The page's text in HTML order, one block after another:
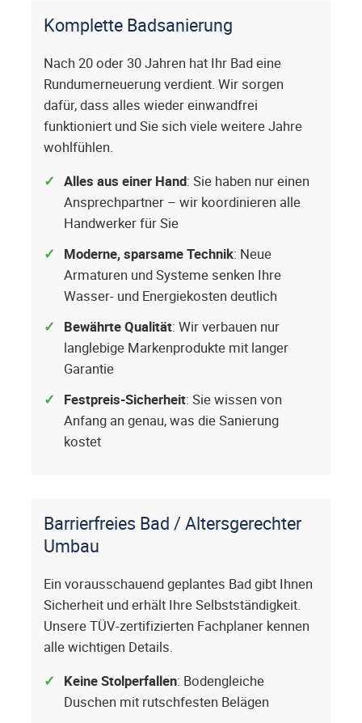
Komplette Badsanierung
Nach 20 oder 30 Jahren hat Ihr Bad eine
Rundumerneuerung verdient. Wir sorgen
dafür, dass alles wieder einwandfrei
funktioniert und Sie sich viele weitere Jahre
wohlfühlen.
Alles aus einer Hand: Sie haben nur einen
Ansprechpartner – wir koordinieren alle
Handwerker für Sie
Moderne, sparsame Technik: Neue
Armaturen und Systeme senken Ihre
Wasser- und Energiekosten deutlich
Bewährte Qualität: Wir verbauen nur
langlebige Markenprodukte mit langer
Garantie
Festpreis-Sicherheit: Sie wissen von
Anfang an genau, was die Sanierung
kostet
Barrierfreies Bad / Altersgerechter
Umbau
Ein vorausschauend geplantes Bad gibt Ihnen
Sicherheit und erhält Ihre Selbstständigkeit.
Unsere TÜV-zertifizierten Fachplaner kennen
alle wichtigen Details.
Keine Stolperfallen: Bodengleiche
Duschen mit rutschfesten Belägen